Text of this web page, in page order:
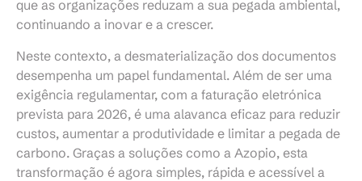
que as organizações reduzam a sua pegada ambiental,
continuando a inovar e a crescer.
Neste contexto, a desmaterialização dos documentos
desempenha um papel fundamental. Além de ser uma
exigência regulamentar, com a faturação eletrónica
prevista para 2026, é uma alavanca eficaz para reduzir
custos, aumentar a produtividade e limitar a pegada de
carbono. Graças a soluções como a Azopio, esta
transformação é agora simples, rápida e acessível a